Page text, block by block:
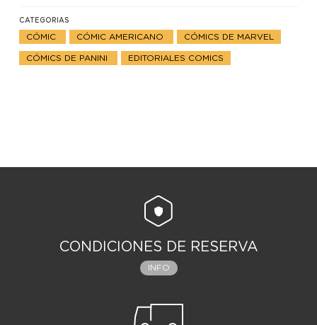
CATEGORIAS
CÓMIC CÓMIC AMERICANO CÓMICS DE MARVEL
CÓMICS DE PANINI EDITORIALES COMICS
CONDICIONES DE RESERVA
INFO